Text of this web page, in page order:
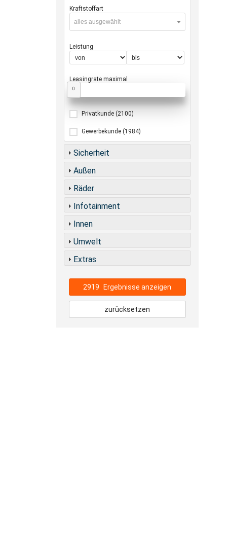
Kraftstoffart
alles ausgewählt
Leistung
Leasingrate maximal
0
Privatkunde (2100)
Gewerbekunde (1984)
Sicherheit
Außen
Räder
Infotainment
Innen
Umwelt
Extras
2919 Ergebnisse anzeigen
zurücksetzen